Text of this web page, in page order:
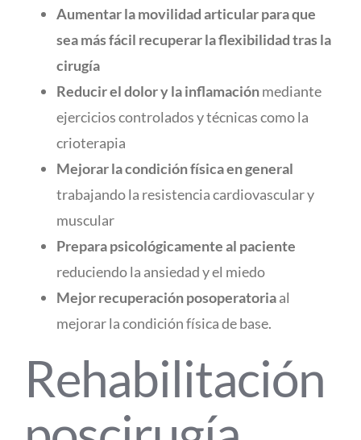
Aumentar la movilidad articular para que
sea más fácil recuperar la flexibilidad tras la
cirugía
Reducir el dolor y la inflamaciónmediante
ejercicios controlados y técnicas como la
crioterapia
Mejorar la condición física en general
trabajando la resistencia cardiovascular y
muscular
Prepara psicológicamente al paciente
reduciendo la ansiedad y el miedo
Mejor recuperación posoperatoriaal
mejorar la condición física de base.
Rehabilitación